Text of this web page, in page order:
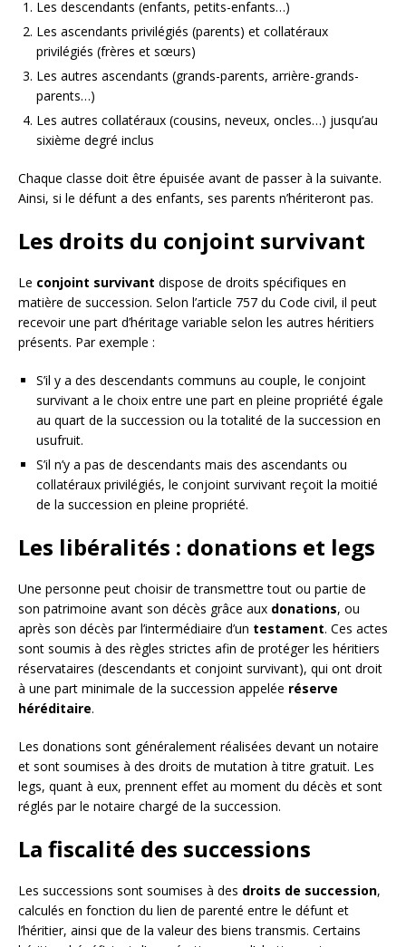
Les descendants (enfants, petits-enfants…)
Les ascendants privilégiés (parents) et collatéraux
privilégiés (frères et sœurs)
Les autres ascendants (grands-parents, arrière-grands-
parents…)
Les autres collatéraux (cousins, neveux, oncles…) jusqu’au
sixième degré inclus
Chaque classe doit être épuisée avant de passer à la suivante.
Ainsi, si le défunt a des enfants, ses parents n’hériteront pas.
Les droits du conjoint survivant
Le conjoint survivant dispose de droits spécifiques en
matière de succession. Selon l’article 757 du Code civil, il peut
recevoir une part d’héritage variable selon les autres héritiers
présents. Par exemple :
S’il y a des descendants communs au couple, le conjoint
survivant a le choix entre une part en pleine propriété égale
au quart de la succession ou la totalité de la succession en
usufruit.
S’il n’y a pas de descendants mais des ascendants ou
collatéraux privilégiés, le conjoint survivant reçoit la moitié
de la succession en pleine propriété.
Les libéralités : donations et legs
Une personne peut choisir de transmettre tout ou partie de
son patrimoine avant son décès grâce aux donations, ou
après son décès par l’intermédiaire d’un testament. Ces actes
sont soumis à des règles strictes afin de protéger les héritiers
réservataires (descendants et conjoint survivant), qui ont droit
à une part minimale de la succession appelée réserve
héréditaire.
Les donations sont généralement réalisées devant un notaire
et sont soumises à des droits de mutation à titre gratuit. Les
legs, quant à eux, prennent effet au moment du décès et sont
réglés par le notaire chargé de la succession.
La fiscalité des successions
Les successions sont soumises à des droits de succession,
calculés en fonction du lien de parenté entre le défunt et
l’héritier, ainsi que de la valeur des biens transmis. Certains